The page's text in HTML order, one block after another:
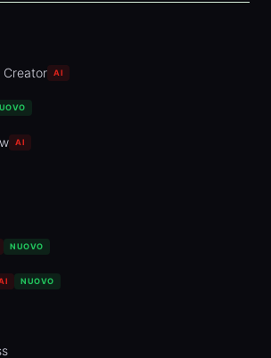
Creator AI
AI
NUOVO
NUOVO